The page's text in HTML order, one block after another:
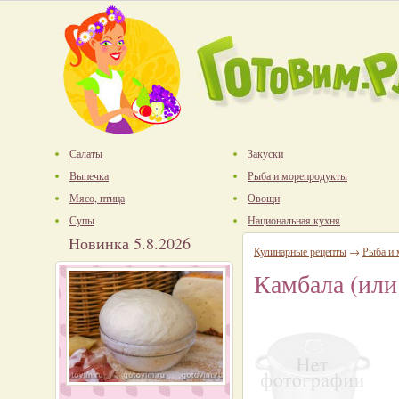
Салаты
Выпечка
Мясо, птица
Супы
Закуски
Рыба и морепродукты
Овощи
Национальная кухня
Новинка 5.8.2026 Кулинарные рецепты → Рыба и
Камбала